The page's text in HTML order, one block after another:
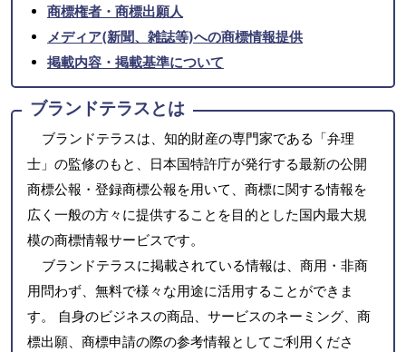
商標権者・商標出願人
メディア(新聞、雑誌等)への商標情報提供
掲載内容・掲載基準について
ブランドテラスとは
ブランドテラスは、知的財産の専門家である「弁理
士」の監修のもと、日本国特許庁が発行する最新の公開
商標公報・登録商標公報を用いて、商標に関する情報を
広く一般の方々に提供することを目的とした国内最大規
模の商標情報サービスです。
ブランドテラスに掲載されている情報は、商用・非商
用問わず、無料で様々な用途に活用することができま
す。 自身のビジネスの商品、サービスのネーミング、商
標出願、商標申請の際の参考情報としてご利用くださ